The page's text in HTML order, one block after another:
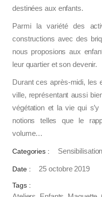
destinées aux enfants.
Parmi la variété des
constructions avec des
nous proposions aux
leur quartier et son devenir.
Durant ces après-midi, les
ville, représentant aussi
végétation et la vie qui s’y
notions telles que le
volume…
Categories :
Date : 25 octobre 2019
Tags :